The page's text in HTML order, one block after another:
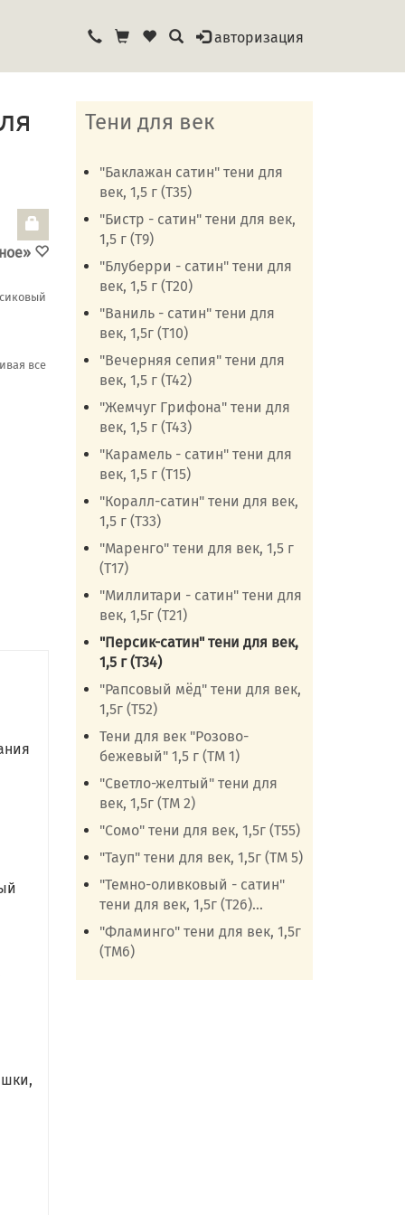
авторизация
все
Тени для век
"Баклажан сатин" тени для
век, 1,5 г (Т35)
"Бистр - сатин" тени для век,
1,5 г (Т9)
"Блуберри - сатин" тени для
век, 1,5 г (Т20)
"Ваниль - сатин" тени для
век, 1,5г (Т10)
"Вечерняя сепия" тени для
век, 1,5 г (Т42)
"Жемчуг Грифона" тени для
век, 1,5 г (Т43)
"Карамель - сатин" тени для
век, 1,5 г (Т15)
"Коралл-сатин" тени для век,
1,5 г (Т33)
"Маренго" тени для век, 1,5 г
(Т17)
"Миллитари - сатин" тени для
век, 1,5г (Т21)
"Персик-сатин" тени для век,
1,5 г (Т34)
"Рапсовый мёд" тени для век,
1,5г (Т52)
Тени для век "Розово-
бежевый" 1,5 г (ТМ 1)
"Светло-желтый" тени для
век, 1,5г (ТМ 2)
"Сомо" тени для век, 1,5г (Т55)
"Тауп" тени для век, 1,5г (ТМ 5)
"Темно-оливковый - сатин"
тени для век, 1,5г (Т26)...
"Фламинго" тени для век, 1,5г
(ТМ6)